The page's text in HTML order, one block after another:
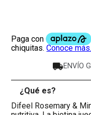
ENVÍO
¿Qué es?
Difeel Rosemary &